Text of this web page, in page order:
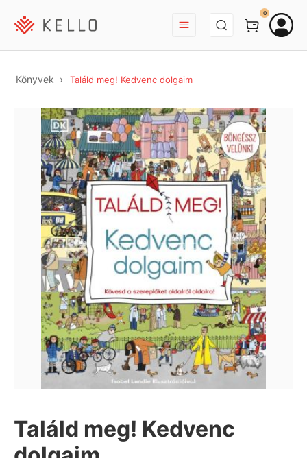
BEJELENTKEZÉS
0
Könyvek Találd meg! Kedvenc dolgaim
Találd meg! Kedvenc